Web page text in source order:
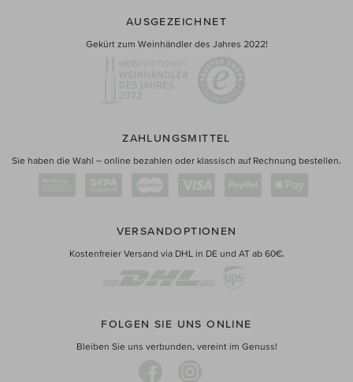
AUSGEZEICHNET
Gekürt zum Weinhändler des Jahres 2022!
ZAHLUNGSMITTEL
Sie haben die Wahl – online bezahlen oder klassisch auf Rechnung bestellen.
VERSANDOPTIONEN
Kostenfreier Versand via DHL in DE und AT ab 60€.
FOLGEN SIE UNS ONLINE
Bleiben Sie uns verbunden, vereint im Genuss!